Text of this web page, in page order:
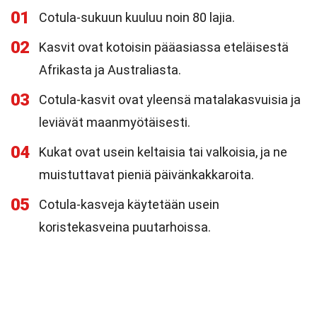
01 Cotula-sukuun kuuluu noin 80 lajia.
02
Kasvit ovat kotoisin pääasiassa eteläisestä
Afrikasta ja Australiasta.
03
Cotula-kasvit ovat yleensä matalakasvuisia ja
leviävät maanmyötäisesti.
04
Kukat ovat usein keltaisia tai valkoisia, ja ne
muistuttavat pieniä päivänkakkaroita.
05
Cotula-kasveja käytetään usein
koristekasveina puutarhoissa.